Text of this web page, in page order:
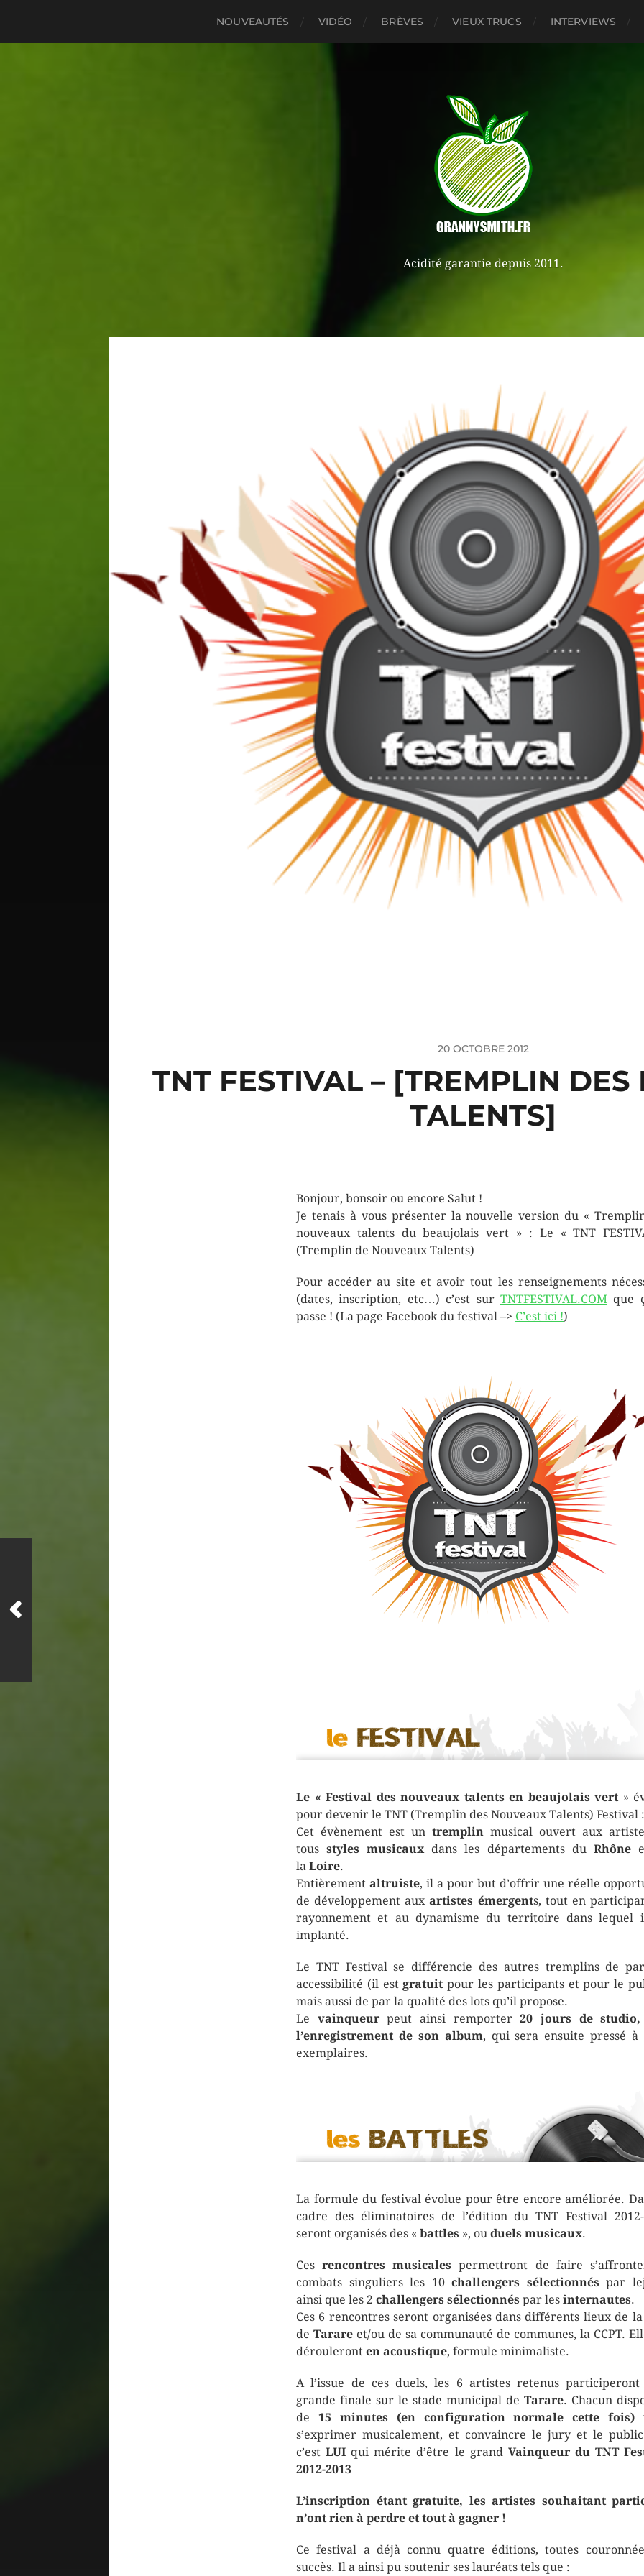
NOUVEAUTÉS VIDÉO BRÈVES VIEUX TRUCS INTERVIEWS
Acidité garantie depuis 2011.
20 OCTOBRE 2012
TNT FESTIVAL – [TREMPLIN
TALENTS]
Bonjour, bonsoir ou encore Salut !
Je tenais à vous présenter la nouvelle version du «
nouveaux talents du beaujolais vert » : Le « TNT
(Tremplin de Nouveaux Talents)
Pour accéder au site et avoir tout les renseignements
(dates, inscription, etc…) c’est sur TNTFESTIVAL.COMque
passe ! (La page Facebook du festival –> C’est ici !)
Le « Festival des nouveaux talents en beaujolais vert »
pour devenir le TNT (Tremplin des Nouveaux Talents) Festival :
Cet évènement est un tremplin musical ouvert aux
tous styles musicaux dans les départements du Rhône
la Loire.
Entièrement altruiste, il a pour but d’offrir une réelle
de développement aux artistes émergents, tout en
rayonnement et au dynamisme du territoire dans lequel
implanté.
Le TNT Festival se différencie des autres tremplins de
accessibilité (il estgratuit pour les participants et pour le
mais aussi de par la qualité des lots qu’il propose.
Le vainqueurpeut ainsi remporter20 jours de
l’enregistrement de son album, qui sera ensuite pressé à
exemplaires.
La formule du festival évolue pour être encore améliorée.
cadre des éliminatoires de l’édition du TNT Festival 2012-
seront organisés des « battles », ou duels musicaux.
Cesrencontres musicales permettront de faire
combats singuliers les 10challengers sélectionnéspar le
ainsi que les 2 challengers sélectionnés par les internautes.
Ces 6 rencontres seront organisées dans différents lieux de
de Tarare et/ou de sa communauté de communes, la CCPT.
dérouleront en acoustique, formule minimaliste.
A l’issue de ces duels, les 6 artistes retenus
grande finale sur le stade municipal de Tarare. Chacun
de 15 minutes (en configuration normale cette fois)
s’exprimer musicalement, et convaincre le jury et le
c’estLUI qui mérite d’être le grand Vainqueur du TNT
2012-2013
L’inscription étant gratuite, les artistes souhaitant
n’ont rien à perdre et tout à gagner !
Ce festival a déjà connu quatre éditions, toutes
succès. Il a ainsi pu soutenir ses lauréats tels que :